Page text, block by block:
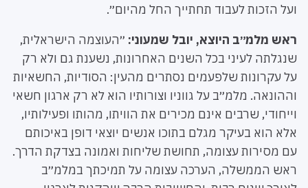
ועל הזכות לעבוד תחתייך החל מהיום״.
ראש מלמ״ב היוצא, יובל שמעוני: ״העוצמה הישראלית,
שנגלתה לעיני בכל השנים האחרונות, נשענת גם ולא רק
על עקרונות שלפעמים נסתרים מהעין: הסודיות, החשאיות
וההונאה. מלמ״ב על גווניו וצורותיו הוא לא רק ארגון חשאי
וייחודי, שרבים אינם מכירים את הוויתו, מהותו ופעילותיו,
אלא הוא בעיקר מגלם בתוכו אנשים יוצאי דופן באיכותם
עם מסירות עצומה, תחושת שליחות ואמונה בצדקת הדרך.
ראש הממשלה, הערכה עצומה על תמיכתך במלמ״ב